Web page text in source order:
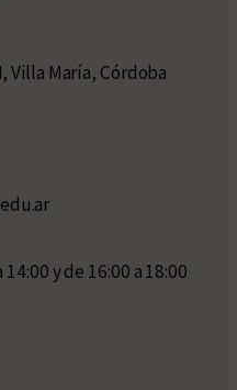
Villa María, Córdoba
y de 16:00 a 18:00